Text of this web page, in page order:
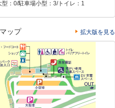
型：0/駐車場小型：3/トイレ：1
ップ 拡大版を見る